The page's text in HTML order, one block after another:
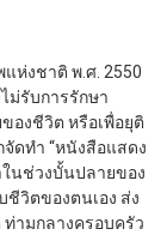
ห่งชาติ พ.ศ. 2550
ม่รับการรักษา
องชีวิต หรือเพื่อยุติ
ดทำ “หนังสือแสดง
ในช่วงบั้นปลายของ
วิตของตนเอง ส่ง
ท่ามกลางครอบครัว